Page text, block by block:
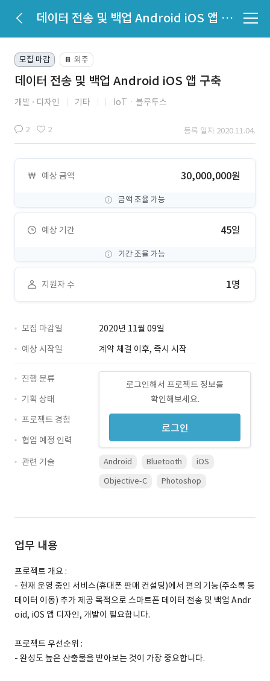
데이터 전송 및 백업 Android iOS 앱 구축
모집 마감 📔 외주
데이터 전송 및 백업 Android iOS 앱 구축
개발 디자인 기타 IoTㆍ블루투스
2 2 등록 일자 2020.11.04.
예상 금액 30,000,000원
금액 조율 가능
예상 기간 45일
기간 조율 가능
지원자 수 1명
모집 마감일
2020년 11월 09일
예상 시작일
계약 체결 이후, 즉시 시작
로그인해서 프로젝트 정보를
확인해보세요.
로그인
진행 분류
기획 상태
프로젝트 경험
협업 예정 인력
관련 기술
Android Bluetooth
iOS
Objective-C
Photoshop
업무 내용
프로젝트 개요 :
- 현재 운영 중인 서비스(휴대폰 판매 컨설팅)에서 편의 기능(주소록 등
데이터 이동) 추가 제공 목적으로 스마트폰 데이터 전송 및 백업 Andr
oid, iOS 앱 디자인, 개발이 필요합니다.
프로젝트 우선순위 :
- 완성도 높은 산출물을 받아보는 것이 가장 중요합니다.